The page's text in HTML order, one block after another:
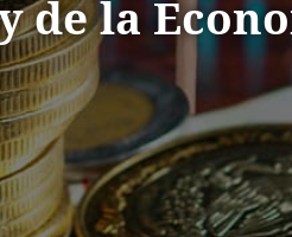
de la